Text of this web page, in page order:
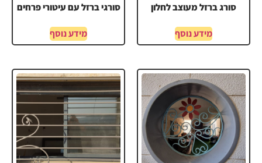
סורג ברזל מעוצב לחלון
מידע נוסף
סורגי ברזל עם עיטורי פרחים
מידע נוסף